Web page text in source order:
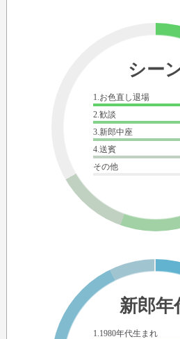
シー
1.お色直し退場
2.歓談
3.新郎中座
4.送賓
その他
新郎年
1.1980年代生まれ